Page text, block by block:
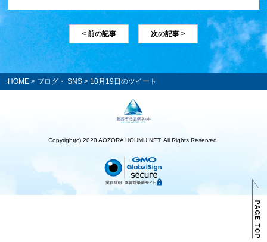
< 前の記事 次の記事 >
HOME > ブログ・ SNS > 10月19日のツイート
Copyright(c) 2020 AOZORA HOUMU NET. All Rights Reserved.